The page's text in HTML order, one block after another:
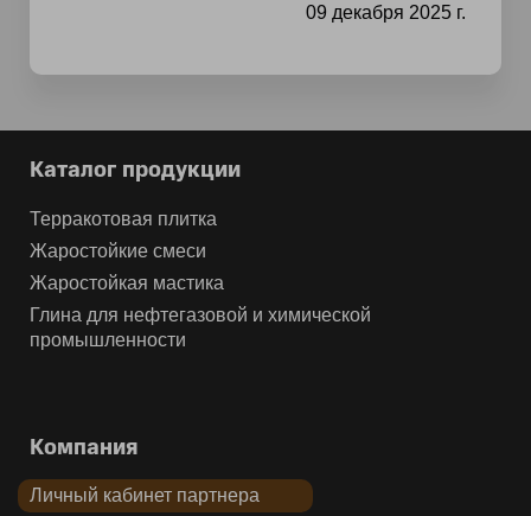
09 декабря 2025 г.
Каталог продукции
Терракотовая плитка
Жаростойкие смеси
Жаростойкая мастика
Глина для нефтегазовой и химической
промышленности
Компания
Личный кабинет партнера